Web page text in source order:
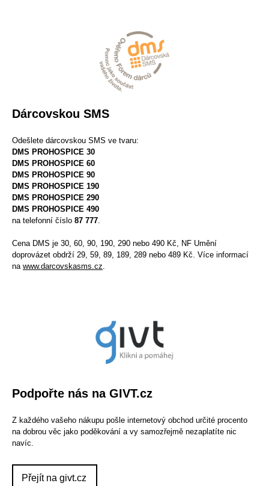
Dárcovskou SMS
Odešlete dárcovskou SMS ve tvaru:
DMS PROHOSPICE 30
DMS PROHOSPICE 60
DMS PROHOSPICE 90
DMS PROHOSPICE 190
DMS PROHOSPICE 290
DMS PROHOSPICE 490
na telefonní číslo 87 777.
Cena DMS je 30, 60, 90, 190, 290 nebo 490 Kč, NF Umění
doprovázet obdrží 29, 59, 89, 189, 289 nebo 489 Kč. Více informací
na www.darcovskasms.cz.
Podpořte nás na GIVT.cz
Z každého vašeho nákupu pošle internetový obchod určité procento
na dobrou věc jako poděkování a vy samozřejmě nezaplatíte nic
navíc.
Přejít na givt.cz